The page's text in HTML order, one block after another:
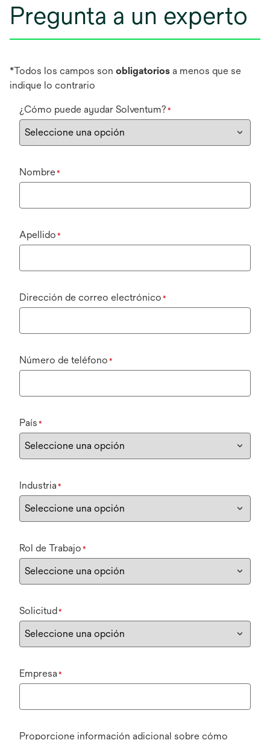
n
u
a
Pregunta a un experto
*Todos los campos son obligatorios a menos que se
indique lo contrario
¿Cómo puede ayudar Solventum? *
Nombre*
Apellido *
Dirección de correo electrónico *
Número de teléfono *
País *
Industria *
Rol de Trabajo *
Solicitud*
Empresa *
Proporcione información adicional sobre cómo